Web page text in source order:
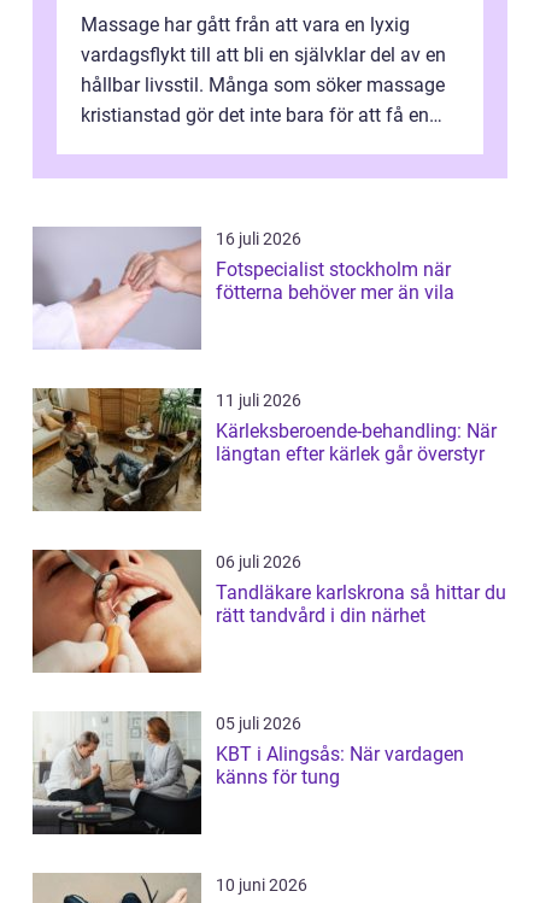
Massage har gått från att vara en lyxig
vardagsflykt till att bli en självklar del av en
hållbar livsstil. Många som söker massage
kristianstad gör det inte bara för att få en
16 juli 2026
Fotspecialist stockholm när
fötterna behöver mer än vila
11 juli 2026
Kärleksberoende-behandling: När
längtan efter kärlek går överstyr
06 juli 2026
Tandläkare karlskrona så hittar du
rätt tandvård i din närhet
05 juli 2026
KBT i Alingsås: När vardagen
känns för tung
10 juni 2026